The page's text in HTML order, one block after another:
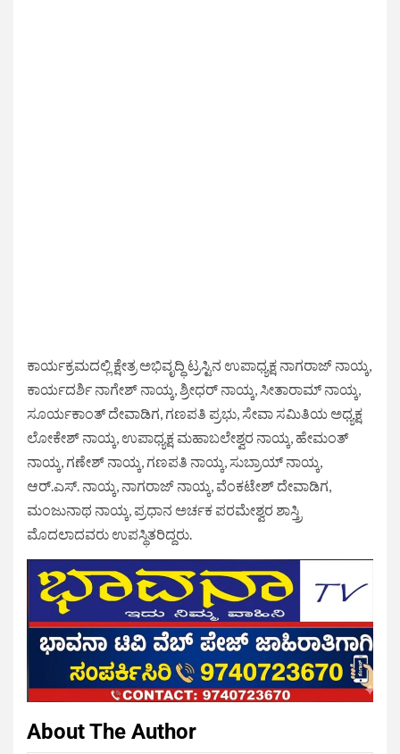
ಕಾರ್ಯಕ್ರಮದಲ್ಲಿ ಕ್ಷೇತ್ರ ಅಭಿವೃದ್ಧಿ ಟ್ರಸ್ಟಿನ ಉಪಾಧ್ಯಕ್ಷ ನಾಗರಾಜ್ ನಾಯ್ಕ,
ಕಾರ್ಯದರ್ಶಿ ನಾಗೇಶ್ ನಾಯ್ಕ, ಶ್ರೀಧರ್ ನಾಯ್ಕ, ಸೀತಾರಾಮ್ ನಾಯ್ಕ,
ಸೂರ್ಯಕಾಂತ್ ದೇವಾಡಿಗ, ಗಣಪತಿ ಪ್ರಭು, ಸೇವಾ ಸಮಿತಿಯ ಅಧ್ಯಕ್ಷ
ಲೋಕೇಶ್ ನಾಯ್ಕ, ಉಪಾಧ್ಯಕ್ಷ ಮಹಾಬಲೇಶ್ವರ ನಾಯ್ಕ, ಹೇಮಂತ್
ನಾಯ್ಕ, ಗಣೇಶ್ ನಾಯ್ಕ, ಗಣಪತಿ ನಾಯ್ಕ, ಸುಬ್ರಾಯ್ ನಾಯ್ಕ,
ಆರ್.ಎಸ್. ನಾಯ್ಕ, ನಾಗರಾಜ್ ನಾಯ್ಕ, ವೆಂಕಟೇಶ್ ದೇವಾಡಿಗ,
ಮಂಜುನಾಥ ನಾಯ್ಕ, ಪ್ರಧಾನ ಅರ್ಚಕ ಪರಮೇಶ್ವರ ಶಾಸ್ತ್ರಿ
ಮೊದಲಾದವರು ಉಪಸ್ಥಿತರಿದ್ದರು.
About The Author